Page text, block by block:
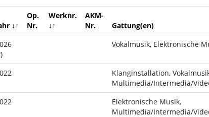
↓↑
Op.
Nr.
Werknr.
↓↑
AKM-
Nr.
Gattung(en)
Vokalmusik, Elektronische
Klanginstallation,
Multimedia/Intermedia/
Elektronische Musik,
Multimedia/Intermedia/